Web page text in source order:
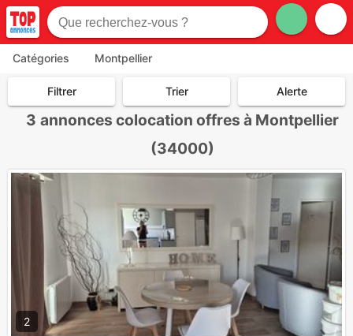
Catégories Montpellier
Filtrer Trier Alerte
3 annonces colocation offres à Montpellier
(34000)
2